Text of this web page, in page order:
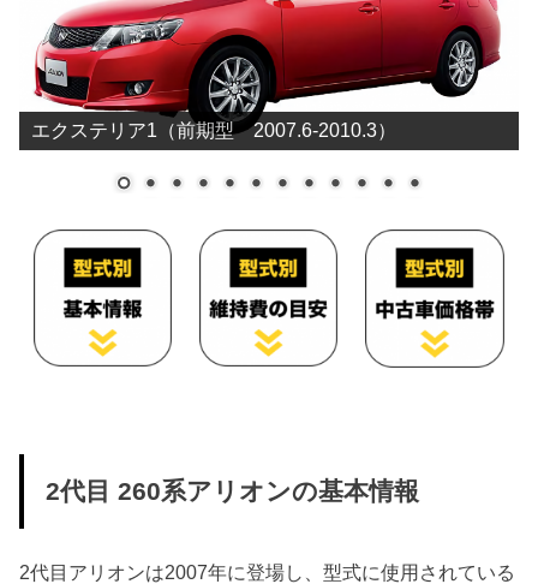
エクステリア1（前期型 2007.6-2010.3）
2代目 260系アリオンの基本情報
2代目アリオンは2007年に登場し、型式に使用されている